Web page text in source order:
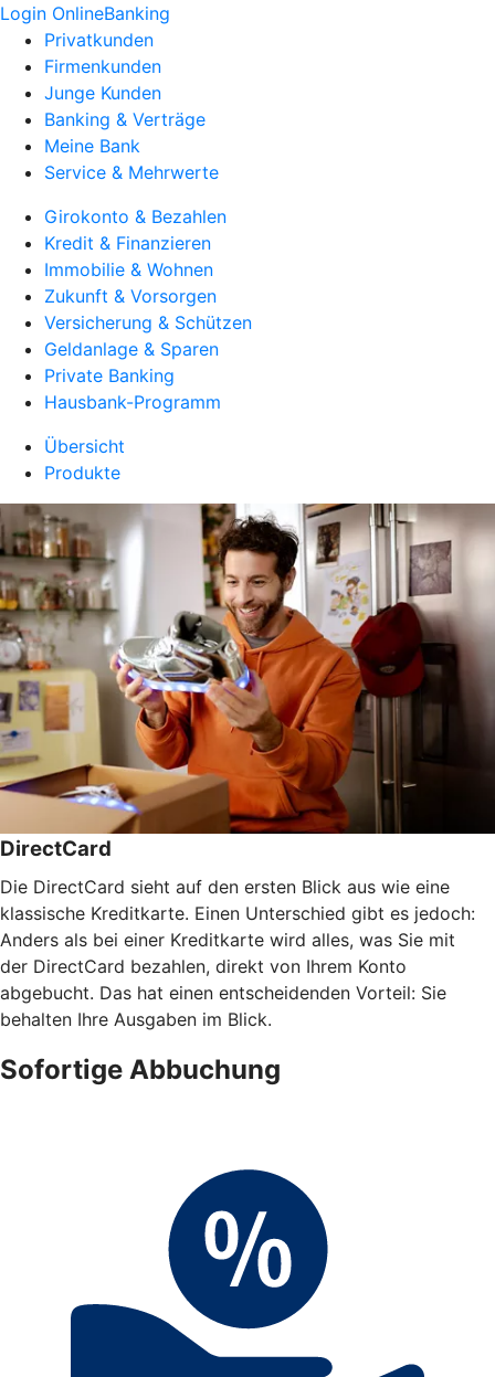
Login OnlineBanking
Privatkunden
Firmenkunden
Junge Kunden
Banking & Verträge
Meine Bank
Service & Mehrwerte
Girokonto & Bezahlen
Kredit & Finanzieren
Immobilie & Wohnen
Zukunft & Vorsorgen
Versicherung & Schützen
Geldanlage & Sparen
Private Banking
Hausbank-Programm
Übersicht
Produkte
DirectCard
Die DirectCard sieht auf den ersten Blick aus wie eine
klassische Kreditkarte. Einen Unterschied gibt es jedoch:
Anders als bei einer Kreditkarte wird alles, was Sie mit
der DirectCard bezahlen, direkt von Ihrem Konto
abgebucht. Das hat einen entscheidenden Vorteil: Sie
behalten Ihre Ausgaben im Blick.
Sofortige Abbuchung